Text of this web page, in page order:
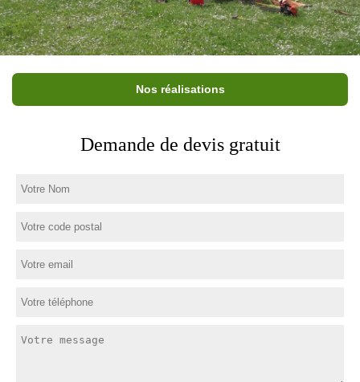
Nos réalisations
Demande de devis gratuit